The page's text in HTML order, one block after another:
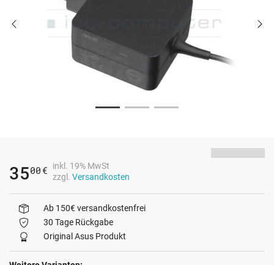
3500 €
inkl. 19% MwSt
zzgl. Versandkosten
Ab 150€ versandkostenfrei
30 Tage Rückgabe
Original Asus Produkt